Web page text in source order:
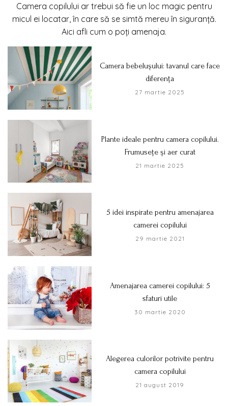
Camera copilului ar trebui să fie un loc magic pentru
micul ei locatar, în care să se simtă mereu în siguranță.
Aici afli cum o poți amenaja.
Camera bebelușului: tavanul care face
diferența
27 martie 2025
Plante ideale pentru camera copilului.
Frumusețe și aer curat
21 martie 2025
5 idei inspirate pentru amenajarea
camerei copilului
29 martie 2021
Amenajarea camerei copilului: 5
sfaturi utile
30 martie 2020
Alegerea culorilor potrivite pentru
camera copilului
21 august 2019